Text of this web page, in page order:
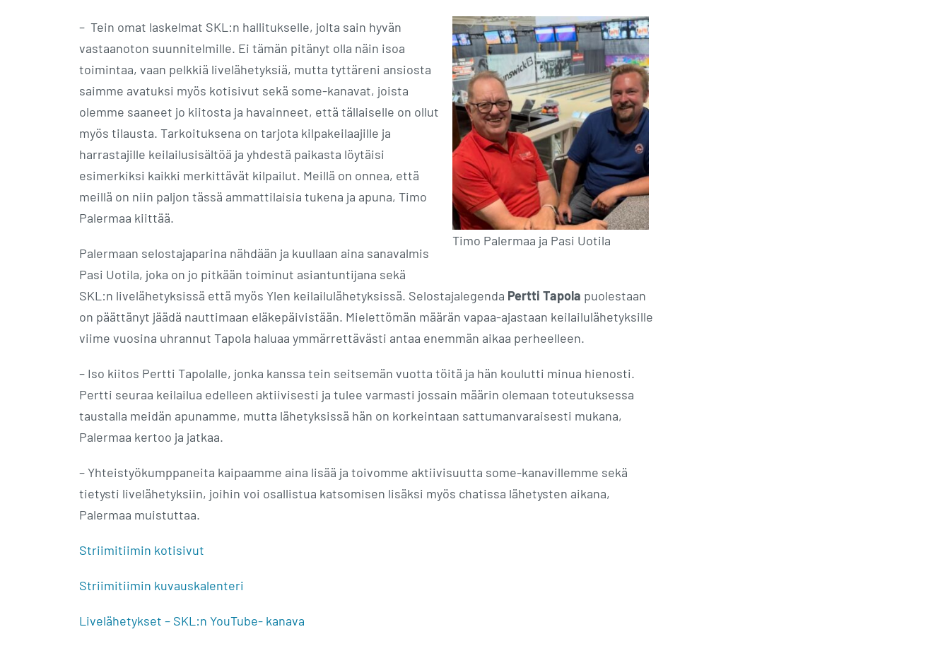
Timo Palermaa ja Pasi Uotila
– Tein omat laskelmat SKL:n hallitukselle, jolta sain hyvän
vastaanoton suunnitelmille. Ei tämän pitänyt olla näin isoa
toimintaa, vaan pelkkiä livelähetyksiä, mutta tyttäreni ansiosta
saimme avatuksi myös kotisivut sekä some-kanavat, joista
olemme saaneet jo kiitosta ja havainneet, että tällaiselle on ollut
myös tilausta. Tarkoituksena on tarjota kilpakeilaajille ja
harrastajille keilailusisältöä ja yhdestä paikasta löytäisi
esimerkiksi kaikki merkittävät kilpailut. Meillä on onnea, että
meillä on niin paljon tässä ammattilaisia tukena ja apuna, Timo
Palermaa kiittää.
Palermaan selostajaparina nähdään ja kuullaan aina sanavalmis
Pasi Uotila, joka on jo pitkään toiminut asiantuntijana sekä
SKL:n livelähetyksissä että myös Ylen keilailulähetyksissä. Selostajalegenda Pertti Tapola puolestaan
on päättänyt jäädä nauttimaan eläkepäivistään. Mielettömän määrän vapaa-ajastaan keilailulähetyksille
viime vuosina uhrannut Tapola haluaa ymmärrettävästi antaa enemmän aikaa perheelleen.
– Iso kiitos Pertti Tapolalle, jonka kanssa tein seitsemän vuotta töitä ja hän koulutti minua hienosti.
Pertti seuraa keilailua edelleen aktiivisesti ja tulee varmasti jossain määrin olemaan toteutuksessa
taustalla meidän apunamme, mutta lähetyksissä hän on korkeintaan sattumanvaraisesti mukana,
Palermaa kertoo ja jatkaa.
– Yhteistyökumppaneita kaipaamme aina lisää ja toivomme aktiivisuutta some-kanavillemme sekä
tietysti livelähetyksiin, joihin voi osallistua katsomisen lisäksi myös chatissa lähetysten aikana,
Palermaa muistuttaa.
Striimitiimin kotisivut
Striimitiimin kuvauskalenteri
Livelähetykset – SKL:n YouTube- kanava